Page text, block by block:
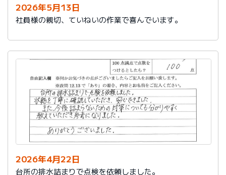
2026年5月13日
社員様の親切、ていねいの作業で喜んでいます。
2026年4月22日
台所の排水詰まりで点検を依頼しました。